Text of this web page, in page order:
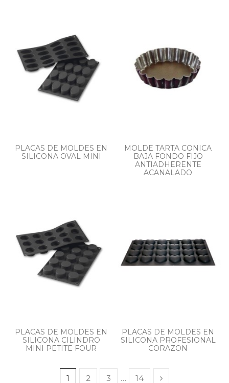
PLACAS DE MOLDES EN
SILICONA OVAL MINI
MOLDE TARTA CONICA
BAJA FONDO FIJO
ANTIADHERENTE
ACANALADO
PLACAS DE MOLDES EN
SILICONA CILINDRO
MINI PETITE FOUR
PLACAS DE MOLDES EN
SILICONA PROFESIONAL
CORAZON
1 2 3 … 14